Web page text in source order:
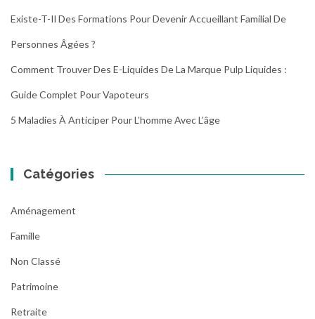
Existe-T-Il Des Formations Pour Devenir Accueillant Familial De
Personnes Âgées ?
Comment Trouver Des E-Liquides De La Marque Pulp Liquides :
Guide Complet Pour Vapoteurs
5 Maladies À Anticiper Pour L’homme Avec L’âge
Catégories
Aménagement
Famille
Non Classé
Patrimoine
Retraite